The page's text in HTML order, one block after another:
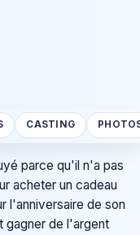
CASTING
parce qu'il n'a pas
acheter un cadeau
l'anniversaire de son
gagner de l'argent